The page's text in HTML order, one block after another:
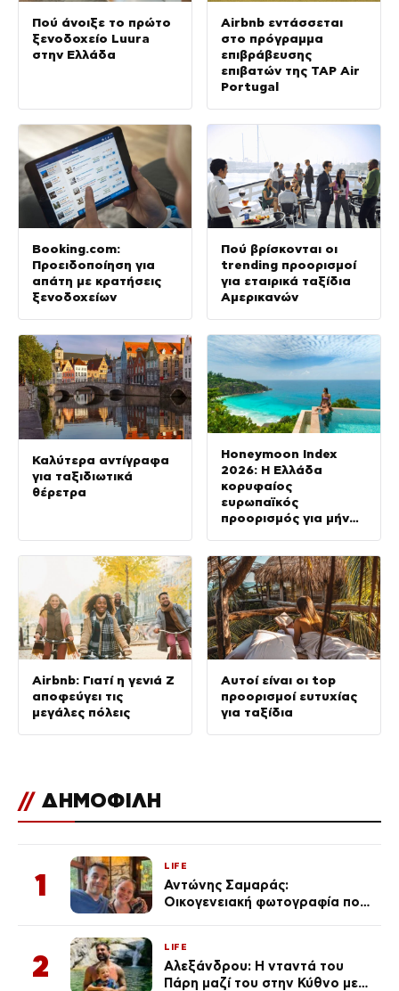
Πού άνοιξε το πρώτο
ξενοδοχείο Luura
στην Ελλάδα
Airbnb εντάσσεται
στο πρόγραμμα
επιβράβευσης
επιβατών της TAP Air
Portugal
Booking.com:
Προειδοποίηση για
απάτη με κρατήσεις
ξενοδοχείων
Πού βρίσκονται οι
trending προορισμοί
για εταιρικά ταξίδια
Αμερικανών
Καλύτερα αντίγραφα
για ταξιδιωτικά
θέρετρα
Honeymoon Index
2026: Η Ελλάδα
κορυφαίος
ευρωπαϊκός
προορισμός για μήνα
Airbnb: Γιατί η γενιά Z
αποφεύγει τις
μεγάλες πόλεις
Αυτοί είναι οι top
προορισμοί ευτυχίας
για ταξίδια
// ΔΗΜΟΦΙΛΗ
1
LIFE
Αντώνης Σαμαράς:
Οικογενειακή φωτογραφία που
Λένας
2
LIFE
Αλεξάνδρου: Η νταντά του
Πάρη μαζί του στην Κύθνο με